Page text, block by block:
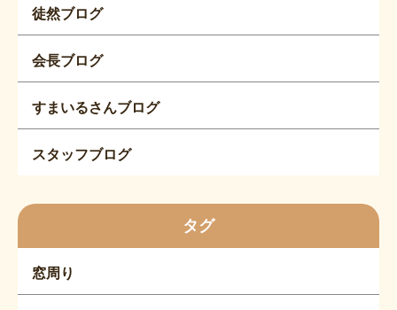
徒然ブログ
会長ブログ
すまいるさんブログ
スタッフブログ
タグ
窓周り